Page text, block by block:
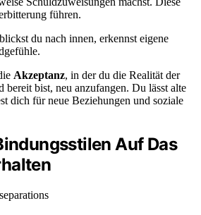
führen.
blickst du nach innen, erkennst eigene
Akzeptanz, in der du die Realität der
bereit bist, neu anzufangen. Du lässt alte
dich für neue Beziehungen und soziale
Auf Das